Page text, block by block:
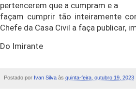
pertencerem que a cumpram e a
façam cumprir tão inteiramente
Chefe da Casa Civil a faça publicar,
Do Imirante
Postado por Ivan Silva às quinta-feira, outubro 19, 2023